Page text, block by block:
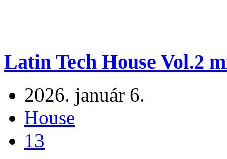
Latin Tech House Vol.2
2026. január 6.
House
13